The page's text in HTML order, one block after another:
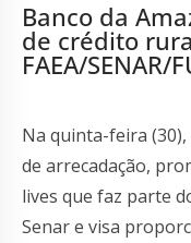
Banco da
de crédito
FAEA/SENAR/
Na quinta-feira
de arrecadação,
lives que faz parte
Senar e visa